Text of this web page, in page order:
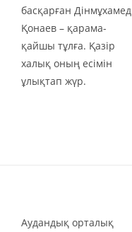
басқарған Дінмұхамед
Қонаев – қарама-
қайшы тұлға. Қазір
халық оның есімін
ұлықтап жүр.
Аудандық орталық